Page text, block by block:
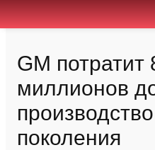
GM потратит
миллионов
поколения